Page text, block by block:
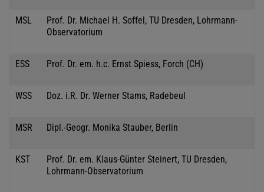
MSL
Prof. Dr. Michael H. Soffel, TU Dresden, Lohrmann-
Observatorium
ESS Prof. Dr. em. h.c. Ernst Spiess, Forch (CH)
WSS Doz. i.R. Dr. Werner Stams, Radebeul
MSR Dipl.-Geogr. Monika Stauber, Berlin
KST
Prof. Dr. em. Klaus-Günter Steinert, TU Dresden,
Lohrmann-Observatorium